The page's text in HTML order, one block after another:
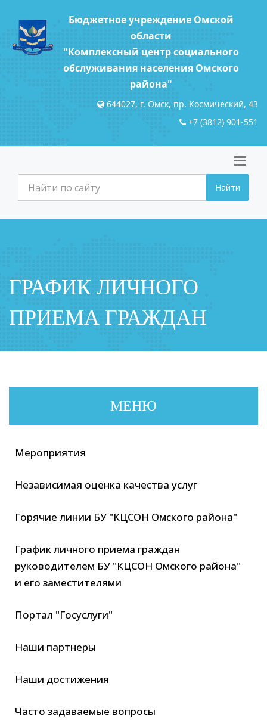
Бюджетное учреждение Омской
области
"Комплексный центр социального
обслуживания населения Омского
района"
644027, г. Омск, пр. Космический, 43
+7 (3812) 901-551
Найти
ГРАФИК ЛИЧНОГО
ПРИЕМА ГРАЖДАН
МЕНЮ
Мероприятия
Независимая оценка качества услуг
Горячие линии БУ "КЦСОН Омского района"
График личного приема граждан
руководителем БУ "КЦСОН Омского района"
и его заместителями
Портал "Госуслуги"
Наши партнеры
Наши достижения
Часто задаваемые вопросы